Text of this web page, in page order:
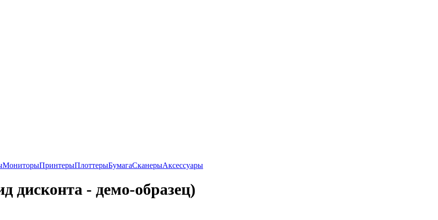
МониторыПринтерыПлоттерыБумагаСканерыАксессуары
дисконта - демо-образец)